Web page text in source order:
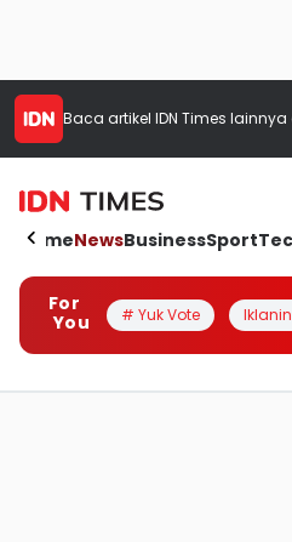
Baca artikel IDN Times lainnya
HomeNewsBusinessSport
For
You
# Yuk Vote